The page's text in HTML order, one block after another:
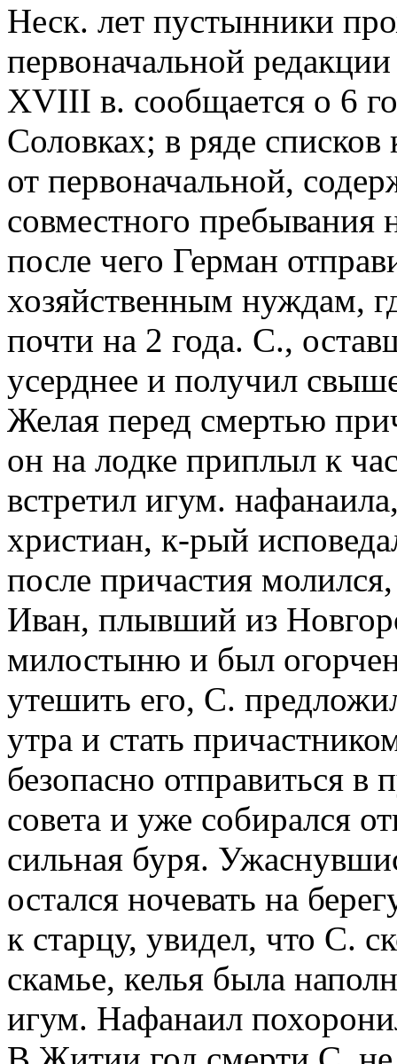
Неск. лет пустынники
первоначальной
XVIII в. сообщается о 6
Соловках; в ряде
от первоначальной,
совместного пребывания
после чего Герман
хозяйственным нуждам,
почти на 2 года. С.,
усерднее и получил
Желая перед смертью
он на лодке приплыл к
встретил игум.
христиан, к-рый
после причастия
Иван, плывший из
милостыню и был
утешить его, С.
утра и стать
безопасно отправиться в
совета и уже собирался
сильная буря.
остался ночевать на
к старцу, увидел, что С.
скамье, келья была
игум. Нафанаил